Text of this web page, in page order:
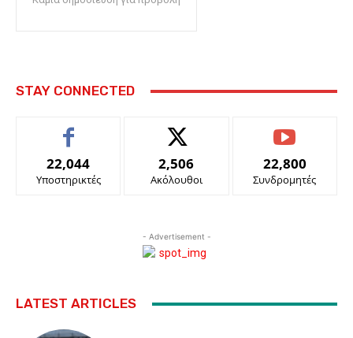
STAY CONNECTED
22,044
Υποστηρικτές
2,506
Ακόλουθοι
22,800
Συνδρομητές
- Advertisement -
LATEST ARTICLES